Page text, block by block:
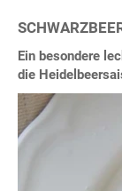
Ein besondere
die